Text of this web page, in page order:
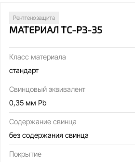
Рентгенозащита
МАТЕРИАЛ ТС-РЗ-35
Класс материала
стандарт
Свинцовый эквивалент
0,35 мм Pb
Содержание свинца
без содержания свинца
Покрытие